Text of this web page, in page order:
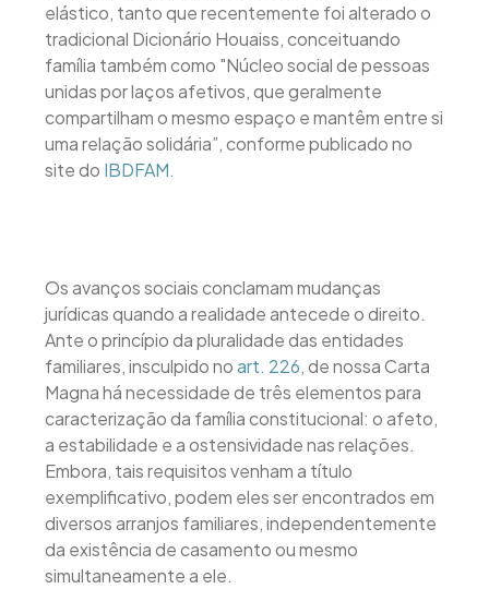
elástico, tanto que recentemente foi alterado o
tradicional Dicionário Houaiss, conceituando
família também como "Núcleo social de pessoas
unidas por laços afetivos, que geralmente
compartilham o mesmo espaço e mantêm entre si
uma relação solidária”, conforme publicado no
site do IBDFAM.
Os avanços sociais conclamam mudanças
jurídicas quando a realidade antecede o direito.
Ante o princípio da pluralidade das entidades
familiares, insculpido noart. 226, de nossa Carta
Magna há necessidade de três elementos para
caracterização da família constitucional: o afeto,
a estabilidade e a ostensividade nas relações.
Embora, tais requisitos venham a título
exemplificativo, podem eles ser encontrados em
diversos arranjos familiares, independentemente
da existência de casamento ou mesmo
simultaneamente a ele.